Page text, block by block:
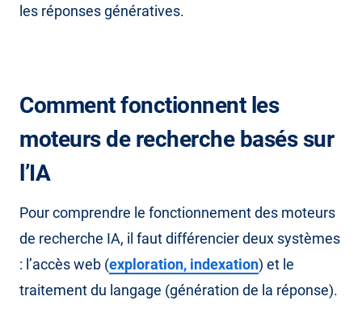
les réponses génératives.
Comment fonctionnent les
moteurs de recherche basés sur
l’IA
Pour comprendre le fonctionnement des moteurs
de recherche IA, il faut différencier deux systèmes
: l’accès web (exploration, indexation) et le
traitement du langage (génération de la réponse).